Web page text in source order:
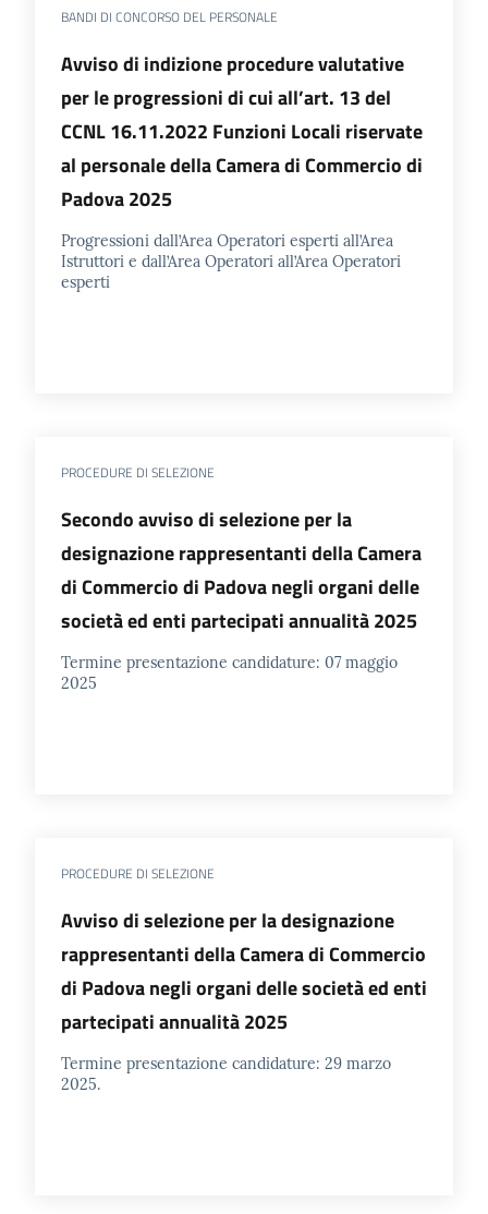
BANDI DI CONCORSO DEL PERSONALE
Avviso di indizione procedure valutative
per le progressioni di cui all’art. 13 del
CCNL 16.11.2022 Funzioni Locali riservate
al personale della Camera di Commercio di
Padova 2025
Progressioni dall’Area Operatori esperti all’Area
Istruttori e dall’Area Operatori all’Area Operatori
esperti
PROCEDURE DI SELEZIONE
Secondo avviso di selezione per la
designazione rappresentanti della Camera
di Commercio di Padova negli organi delle
società ed enti partecipati annualità 2025
Termine presentazione candidature: 07 maggio
2025
PROCEDURE DI SELEZIONE
Avviso di selezione per la designazione
rappresentanti della Camera di Commercio
di Padova negli organi delle società ed enti
partecipati annualità 2025
Termine presentazione candidature: 29 marzo
2025.